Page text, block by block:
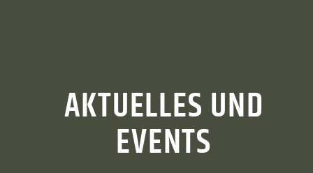
AKTUELLES UND
EVENTS